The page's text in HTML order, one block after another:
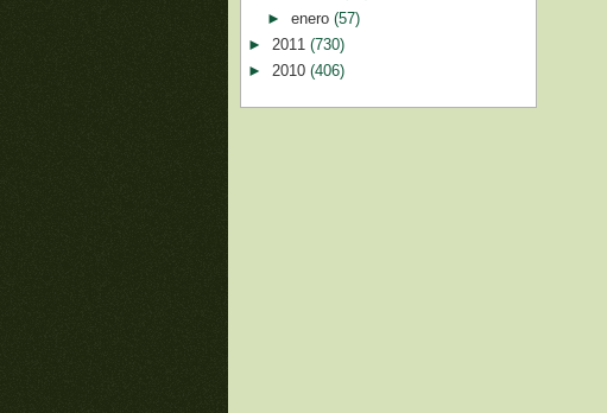
► enero (57)
► 2011 (730)
► 2010 (406)